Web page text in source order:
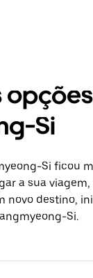
Si
Si ficou
a sua
novo destino,
Si.